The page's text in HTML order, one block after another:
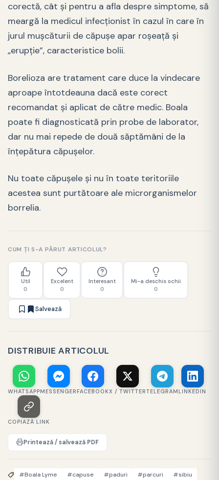
corectă, cât şi pentru a afla despre simptome, să
meargă la medicul infecţionist în cazul în care în
jurul muşcăturii de căpuşe apar roşeaţă şi
„erupţie”, caracteristice bolii.
Borelioza are tratament care duce la vindecare
aproape întotdeauna dacă este corect
recomandat şi aplicat de către medic. Boala
poate fi diagnosticată prin probe de laborator,
dar nu mai repede de două săptămâni de la
înţepătura căpuşelor.
Nu toate căpuşele şi nu în toate teritoriile
acestea sunt purtătoare ale microrganismelor
borrelia.
CUM ȚI S-A PĂRUT ARTICOLUL?
Util
0
Excelent
0
Interesant
0
Mi-a deschis ochii
0
Salvează
DISTRIBUIE ARTICOLUL
WHATSAPPMESSENGERFACEBOOKX / TWITTERTELEGRAMLINKEDIN
COPIAZĂ LINK
Printează / salvează PDF
#Boala Lyme #capuse #paduri #parcuri
#sibiu